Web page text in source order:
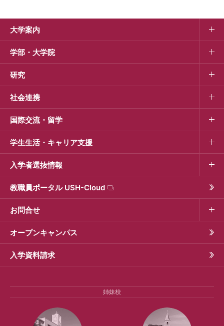
大学案内
学部・大学院
研究
社会連携
国際交流・留学
学生生活・キャリア支援
入学者選抜情報
教職員ポータル USH-Cloud
お問合せ
オープンキャンパス
入学資料請求
姉妹校